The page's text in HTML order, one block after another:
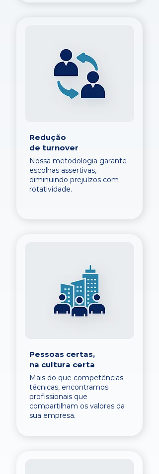
Redução
de turnover
Nossa metodologia garante
escolhas assertivas,
diminuindo prejuízos com
rotatividade.
Pessoas certas,
na cultura certa
Mais do que competências
técnicas, encontramos
profissionais que
compartilham os valores da
sua empresa.